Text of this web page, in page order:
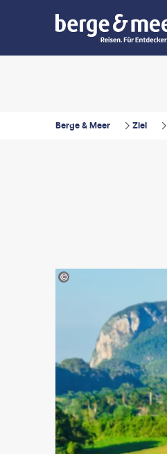
Berge & Meer Ziel
©A.Jedynak-stock.adobe.com